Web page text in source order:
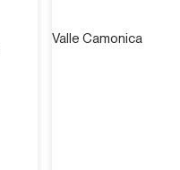
Valle Camonica